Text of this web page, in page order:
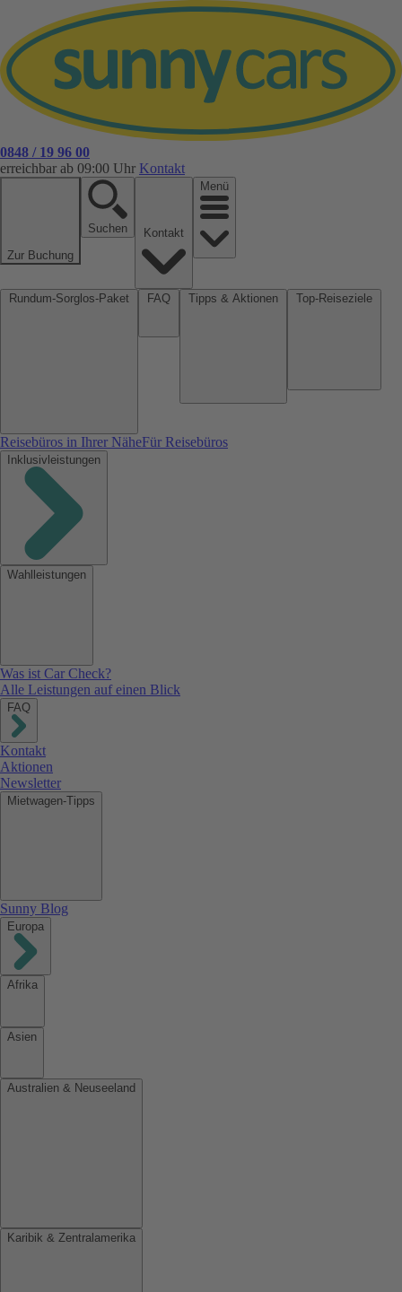
0848 / 19 96 00
erreichbar ab 09:00 Uhr Kontakt
Zur Buchung
Suchen
Menü
Reisebüros in Ihrer NäheFür Reisebüros
Inklusivleistungen
Wahlleistungen
Was ist Car Check?
Alle Leistungen auf einen Blick
FAQ
Kontakt
Aktionen
Newsletter
Mietwagen-Tipps
Sunny Blog
Europa
Afrika
Asien
Australien & Neuseeland
Karibik & Zentralamerika